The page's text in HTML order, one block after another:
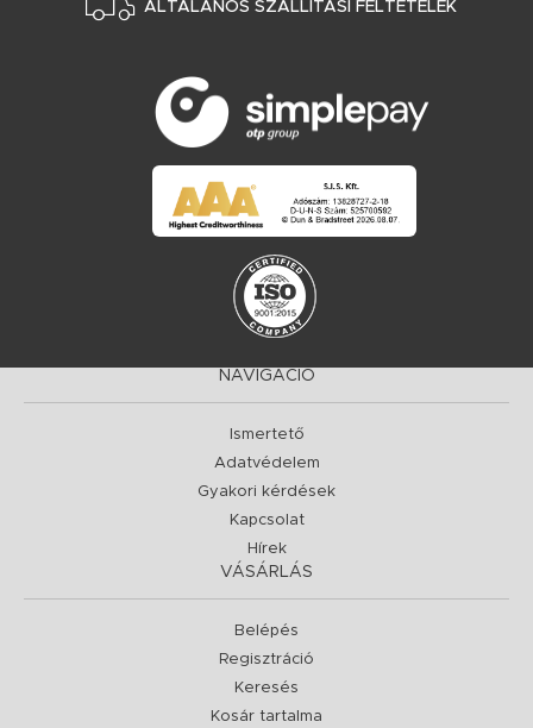
ÁLTALÁNOS SZÁLLÍTÁSI FELTÉTELEK
NAVIGÁCIÓ
Ismertető
Adatvédelem
Gyakori kérdések
Kapcsolat
Hírek
VÁSÁRLÁS
Belépés
Regisztráció
Keresés
Kosár tartalma